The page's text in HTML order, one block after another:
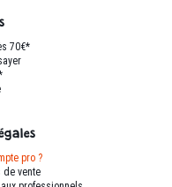
70€*
pro ?
de vente